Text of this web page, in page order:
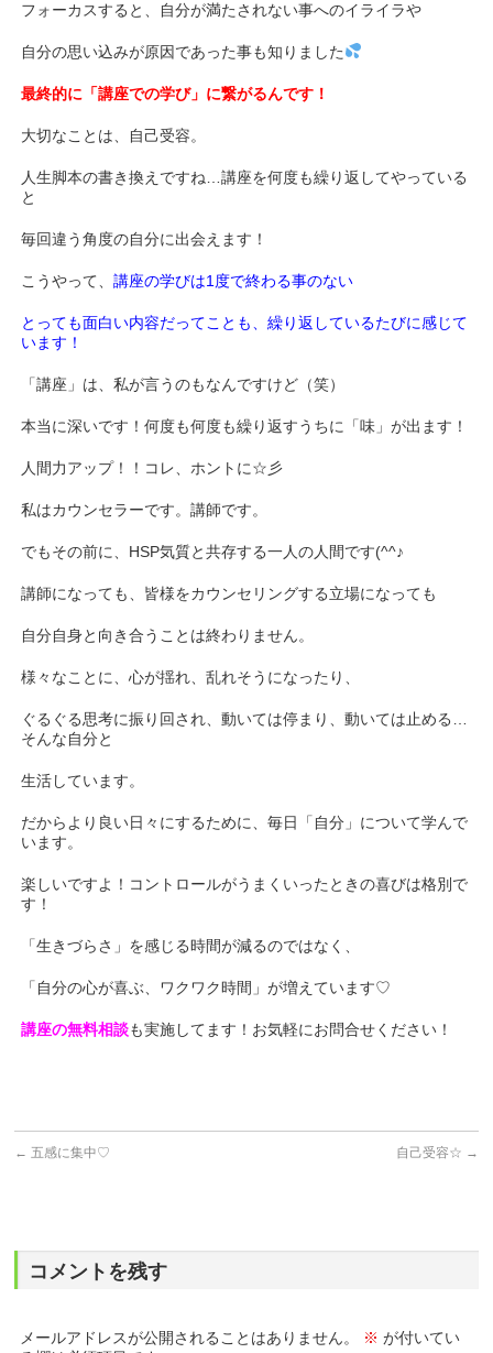
フォーカスすると、自分が満たされない事へのイライラや
自分の思い込みが原因であった事も知りました
最終的に「講座での学び」に繋がるんです！
大切なことは、自己受容。
人生脚本の書き換えですね…講座を何度も繰り返してやっている
と
毎回違う角度の自分に出会えます！
こうやって、講座の学びは1度で終わる事のない
とっても面白い内容だってことも、繰り返しているたびに感じて
います！
「講座」は、私が言うのもなんですけど（笑）
本当に深いです！何度も何度も繰り返すうちに「味」が出ます！
人間力アップ！！コレ、ホントに☆彡
私はカウンセラーです。講師です。
でもその前に、HSP気質と共存する一人の人間です(^^♪
講師になっても、皆様をカウンセリングする立場になっても
自分自身と向き合うことは終わりません。
様々なことに、心が揺れ、乱れそうになったり、
ぐるぐる思考に振り回され、動いては停まり、動いては止める…
そんな自分と
生活しています。
だからより良い日々にするために、毎日「自分」について学んで
います。
楽しいですよ！コントロールがうまくいったときの喜びは格別で
す！
「生きづらさ」を感じる時間が減るのではなく、
「自分の心が喜ぶ、ワクワク時間」が増えています♡
講座の無料相談も実施してます！お気軽にお問合せください！
← 五感に集中♡ 自己受容☆ →
コメントを残す
メールアドレスが公開されることはありません。 ※ が付いてい